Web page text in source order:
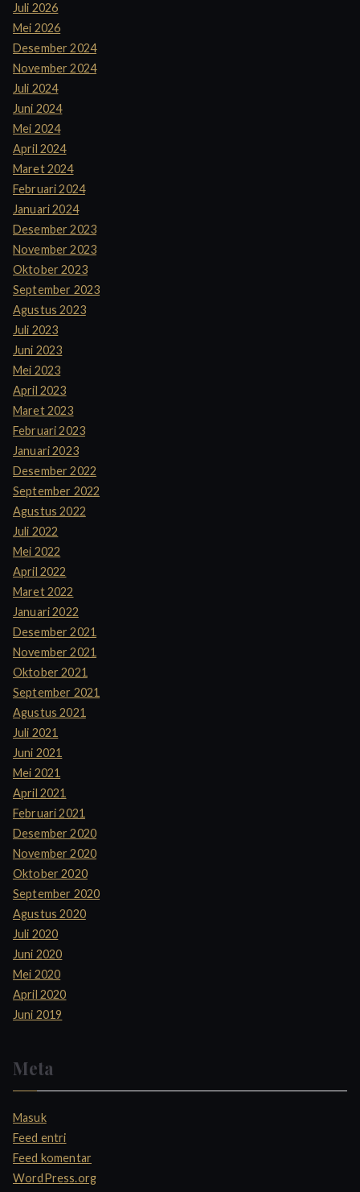
Juli 2026
Mei 2026
Desember 2024
November 2024
Juli 2024
Juni 2024
Mei 2024
April 2024
Maret 2024
Februari 2024
Januari 2024
Desember 2023
November 2023
Oktober 2023
September 2023
Agustus 2023
Juli 2023
Juni 2023
Mei 2023
April 2023
Maret 2023
Februari 2023
Januari 2023
Desember 2022
September 2022
Agustus 2022
Juli 2022
Mei 2022
April 2022
Maret 2022
Januari 2022
Desember 2021
November 2021
Oktober 2021
September 2021
Agustus 2021
Juli 2021
Juni 2021
Mei 2021
April 2021
Februari 2021
Desember 2020
November 2020
Oktober 2020
September 2020
Agustus 2020
Juli 2020
Juni 2020
Mei 2020
April 2020
Juni 2019
Meta
Masuk
Feed entri
Feed komentar
WordPress.org